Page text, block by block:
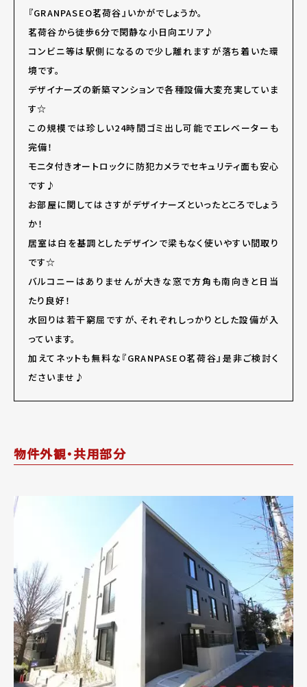
『GRANPASEO茗荷谷』いかがでしょうか。
茗荷谷から徒歩6分で閑静な小日向エリア♪
コンビニ等は駅側になるので少し離れますが落ち着いた環
境です。
デザイナーズの新築マンションで各種設備大変充実していま
す☆
この規模では珍しい24時間ゴミ出し可能でエレベーターも
完備！
モニタ付きオートロックに防犯カメラでセキュリティ面も安心
です♪
お部屋に関してはさすがデザイナーズといったところでしょう
か！
居室は白を基調としたデザインで梁もなく使いやすい間取り
です☆
バルコニーはありませんが大きな窓で方角も南向きと日当
たり良好！
水回りは若干窮屈ですが、それぞれしっかりとした設備が入
っています。
加えてネットも無料な『GRANPASEO茗荷谷』是非ご検討く
ださいませ♪
物件外観・共用部分